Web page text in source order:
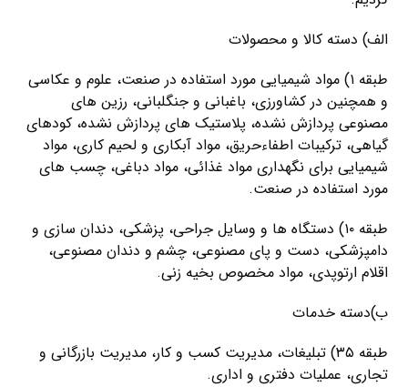
الف) دسته کالا و محصولات
طبقه ۱) مواد شیمیایی مورد استفاده در صنعت، علوم و عکاسی
و همچنین در کشاورزی، باغبانی و جنگلبانی، رزین های
مصنوعی پردازش نشده، پلاستیک های پردازش نشده، کودهای
گیاهی، ترکیبات اطفاءحریق، مواد آبکاری و لحیم کاری، مواد
شیمیایی برای نگهداری مواد غذائی، مواد دباغی، چسب های
مورد استفاده در صنعت.
طبقه ۱۰) دستگاه ها و وسایل جراحی، پزشکی، دندان سازی و
دامپزشکی، دست و پای مصنوعی، چشم و دندان مصنوعی،
اقلام ارتوپدی، مواد مخصوص بخیه زنی.
ب)دسته خدمات
طبقه ۳۵) تبلیغات، مدیریت کسب و کار، مدیریت بازرگانی و
تجاری، عملیات دفتری و اداری.